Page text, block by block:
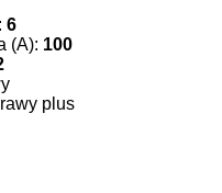
6
(A): 100
plus